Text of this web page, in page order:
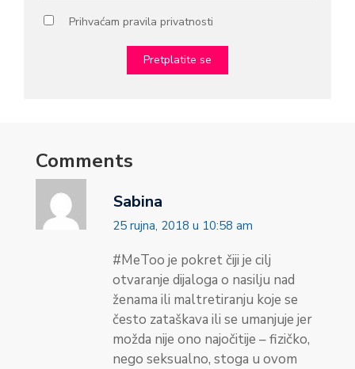
Prihvaćam pravila privatnosti
Comments
Sabina
25 rujna, 2018 u 10:58 am
#MeToo je pokret čiji je cilj
otvaranje dijaloga o nasilju nad
ženama ili maltretiranju koje se
često zataškava ili se umanjuje jer
možda nije ono najočitije – fizičko,
nego seksualno, stoga u ovom